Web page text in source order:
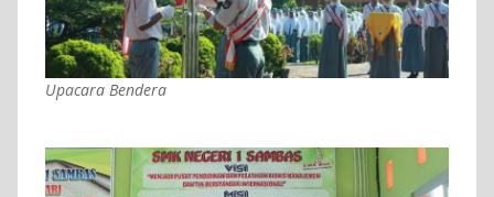
Upacara Bendera